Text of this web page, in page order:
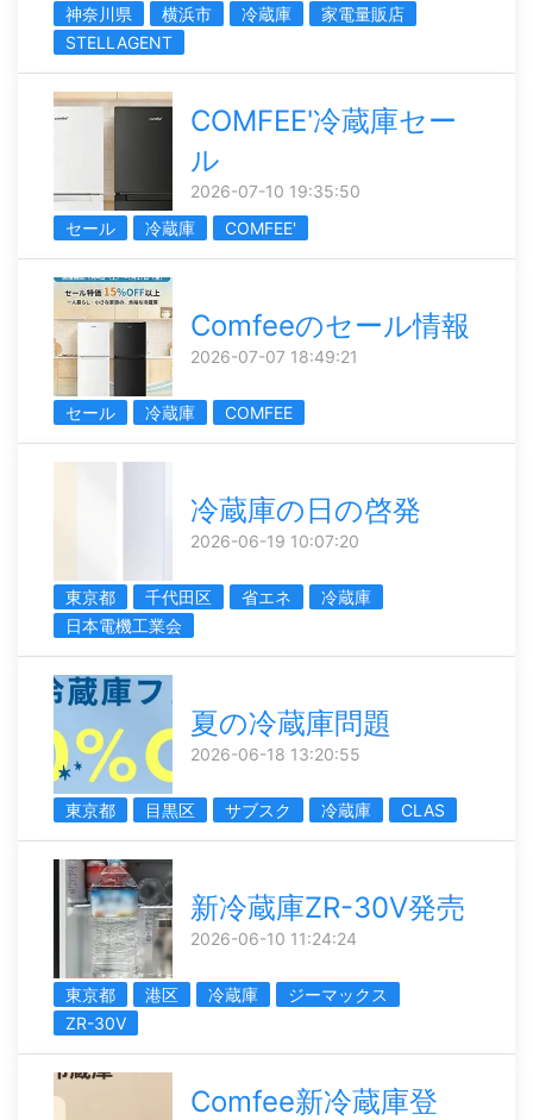
神奈川県 横浜市 冷蔵庫
家電量販店
STELLAGENT
COMFEE'冷蔵庫セー
ル
2026-07-10 19:35:50
セール
冷蔵庫 COMFEE'
Comfeeのセール情報
2026-07-07 18:49:21
セール 冷蔵庫 COMFEE
冷蔵庫の日の啓発
2026-06-19 10:07:20
東京都 千代田区 省エネ
冷蔵庫
日本電機工業会
夏の冷蔵庫問題
2026-06-18 13:20:55
東京都 目黒区 サブスク 冷蔵庫 CLAS
新冷蔵庫ZR-30V発売
2026-06-10 11:24:24
東京都 港区 冷蔵庫
ジーマックス
ZR-30V
Comfee新冷蔵庫登